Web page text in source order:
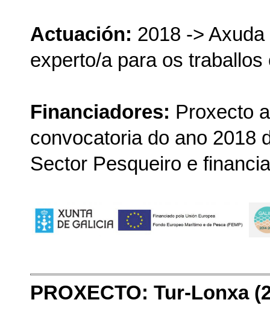
Actuación: 2018 ->
experto/a para os
Financiadores: Proxecto
convocatoria do ano 2018
Sector Pesqueiro e
PROXECTO: Tur-Lonxa